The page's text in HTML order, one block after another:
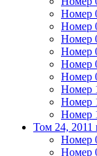
Номер
Номер
Номер
Номер
Номер
Номер
Номер
Номер
Номер
Том 24, 2011
Номер
Номер